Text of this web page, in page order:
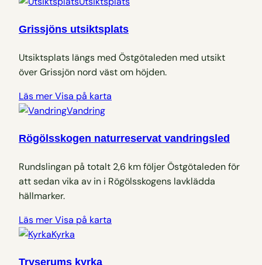
Grissjöns utsiktsplats
Utsiktsplats längs med Östgötaleden med utsikt
över Grissjön nord väst om höjden.
Läs merVisa på karta
Vandring
Rögölsskogen naturreservat vandringsled
Rundslingan på totalt 2,6 km följer Östgötaleden för
att sedan vika av in i Rögölsskogens lavklädda
hällmarker.
Läs merVisa på karta
Kyrka
Tryserums kyrka